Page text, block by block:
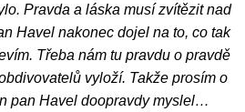
Pravda a láska musí zvítězit nad
Havel nakonec dojel na to, co tak
Třeba nám tu pravdu o pravdě
vyloží. Takže prosím o
pan Havel doopravdy myslel…